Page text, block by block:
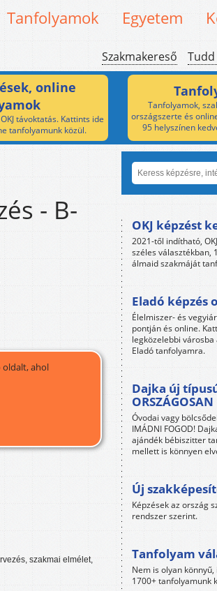
Tanfolyamok Egyetem
Szakmakereső
online
távoktatás. Kattints ide
tanfolyamunk közül.
Tanfolyamok,
országszerte és
95 helyszínen
- B-
oldalt, ahol
szakmai elmélet,
OKJ képzést
2021-től indítható,
széles választékban,
álmaid szakmáját
Eladó képzés
Élelmiszer- és
pontján és online.
legközelebbi városba
Eladó tanfolyamra.
Dajka új
ORSZÁGOSAN
Óvodai vagy
IMÁDNI FOGOD!
ajándék bébiszitter
mellett is könnyen
Új
Képzések az ország
rendszer szerint.
Tanfolyam
Nem is olyan
1700+ tanfolyamunk